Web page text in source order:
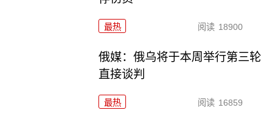
最热 阅读 18900
俄媒：俄乌将于本周举行第三轮
直接谈判
最热 阅读 16859